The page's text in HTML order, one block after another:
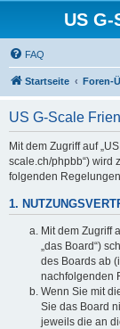
US
FAQ
Startseite Foren-
US G-Scale
Mit dem Zugriff auf
scale.ch/phpbb“) wird
folgenden
1.
Mit dem Zugriff
„das Board“)
des Boards ab
nachfolgenden
Wenn Sie mit
Sie das Board
jeweils die an